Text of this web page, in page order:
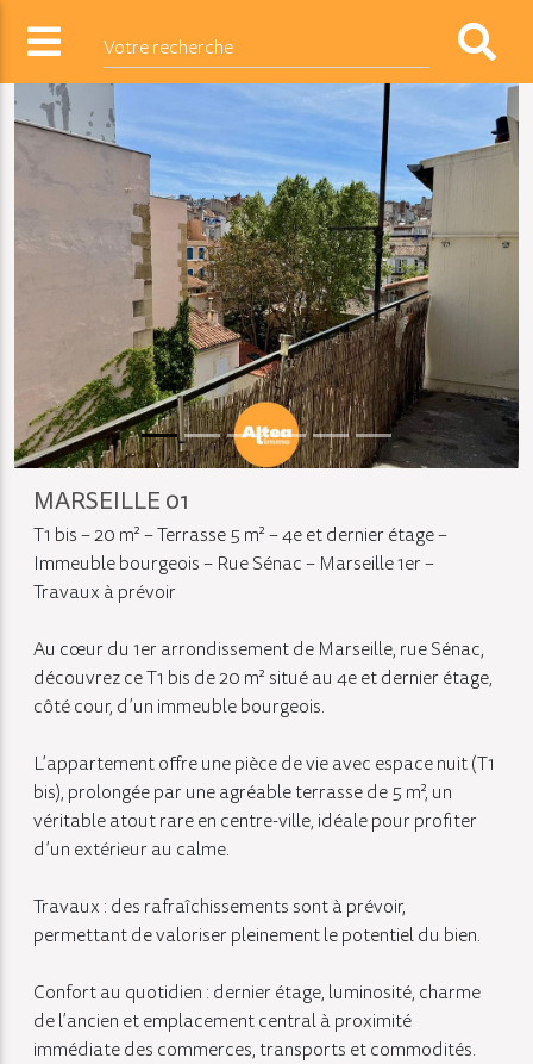
Votre recherche
MARSEILLE 01
T1 bis – 20 m² – Terrasse 5 m² – 4e et dernier étage –
Immeuble bourgeois – Rue Sénac – Marseille 1er –
Travaux à prévoir
Au cœur du 1er arrondissement de Marseille, rue Sénac,
découvrez ce T1 bis de 20 m² situé au 4e et dernier étage,
côté cour, d’un immeuble bourgeois.
L’appartement offre une pièce de vie avec espace nuit (T1
bis), prolongée par une agréable terrasse de 5 m², un
véritable atout rare en centre-ville, idéale pour profiter
d’un extérieur au calme.
Travaux : des rafraîchissements sont à prévoir,
permettant de valoriser pleinement le potentiel du bien.
Confort au quotidien : dernier étage, luminosité, charme
de l’ancien et emplacement central à proximité
immédiate des commerces, transports et commodités.